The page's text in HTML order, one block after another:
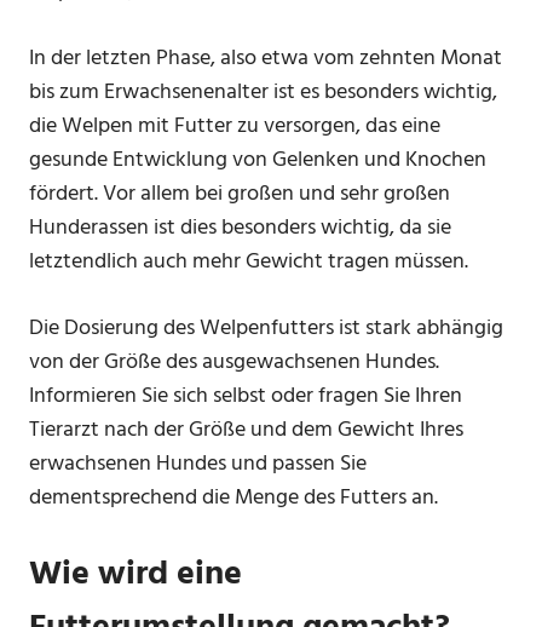
In der letzten Phase, also etwa vom zehnten Monat
bis zum Erwachsenenalter ist es besonders wichtig,
die Welpen mit Futter zu versorgen, das eine
gesunde Entwicklung von Gelenken und Knochen
fördert. Vor allem bei großen und sehr großen
Hunderassen ist dies besonders wichtig, da sie
letztendlich auch mehr Gewicht tragen müssen.
Die Dosierung des Welpenfutters ist stark abhängig
von der Größe des ausgewachsenen Hundes.
Informieren Sie sich selbst oder fragen Sie Ihren
Tierarzt nach der Größe und dem Gewicht Ihres
erwachsenen Hundes und passen Sie
dementsprechend die Menge des Futters an.
Wie wird eine